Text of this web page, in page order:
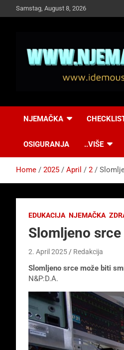
to
Samstag, August 8, 2026
Idemo u
NJEMAČKA
OSIGURANJA ..VIŠE
Home 2025 April 2
EDUKACIJA NJEMAČKA
Slomljeno
2. April 2025 Redakcija
Slomljeno srce može biti
N&P:D.A.